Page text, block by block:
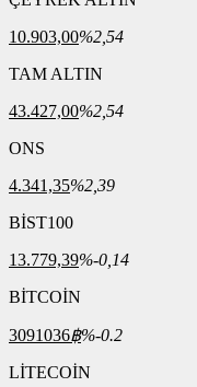
10.903,00%2,54
TAM ALTIN
43.427,00%2,54
ONS
4.341,35%2,39
BİST100
13.779,39%-0,14
BİTCOİN
3091036฿%-0.2
LİTECOİN